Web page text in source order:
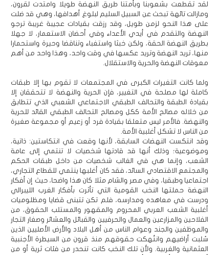
لقد تقطعت بشعوبنا وبأمتنا طريق النهضة طويلا وامتدت لقرون،
ومازالت تائهة تبحث عن السبيل السليم لبلوغ أهدافها، وهي قد ضلت
على هذا النحو لزمن طويل، وقد رزقت بقيادات عجيبة غريبة ترجو
النهضة والتقدم في أيدي الأعداء وفي أحضان الاستعمار، لا جهلا
بطريق النهضة الحقة، ولكن خبثا واستغباء وتناقضا وحيرة واستحمارا
منها، تريد النهضة وتريد عكسها في وقت واحد، وهذا واحد من أهم
معوقات النهضة والحرية والاستقلال.
ولما كانت التغيرات الكبرى في المجتمعات لا تقوم بها إلا طبقات
كاملة لها مصلحة في التغيير، فإن الحرية والنهضة لا تتحققان إلا
بقيادة الطبقة والتحالف الطبقي الاجتماعي الشعبي الذي تتطابق
من خلاله مصالح الأمة ككل ومصالح التحالف الطبقي القائد للحرية
والنهضة. فالأمر ليس متعلقا بقيادة فرد أو زعيم أو مجموعة صغيرة
من الناس لا تشكل أغلبية الأمة.
وقد انتكست النهضات السابقة، لأنها وقعت في انتكاستين: ذاتية،
وموضوعية؛ وذلك أنها قد قادتها شخصيات لا تنتمي إلى عامة
الشعب، وإنما هي في الغالب شخصيات من داخل طبقات الحكم
والمجتمع الاقتصادي السائد، فقد كان أغلبها ينتمي للقطاع التجاري،
اجتماعيا وطبقيا، وفي مصر والشام مثلا كان هذا واضحا، حيث إن أفكار
النهضة حملتها النخب القومية التي تأثرت بأفكار الغرب الليبرالي
ودرست في معاهده ومدارسه، فلم تكن تتبنى قضايا ومظلوميات
أغلبية الشعب العربي المحروم والمقهور والمستلب الحقوق، من
الفلاحين والمزارعين والعمال والحرفيين والقبائل والعشائر وصغار التجار
والموظفين والجند وعوام الناس من أهل البلاد والأرض الأصليين الذين
سُلبت أراضيهم وانتُهكت حقوقهم منذ قرون من السيطرة الأجنبية
العثمانية والغربية. ولأن تلك النخب كانت تنحدر من فئات ثرية أو من